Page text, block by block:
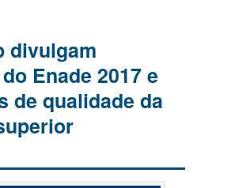
divulgam
Enade 2017 e
de qualidade da